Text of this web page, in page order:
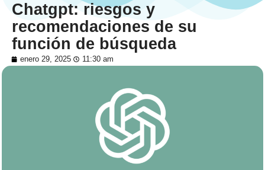
Chatgpt: riesgos y
recomendaciones de su
función de búsqueda
enero 29, 2025 11:30 am